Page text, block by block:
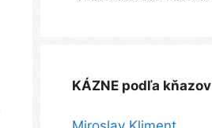
KÁZNE podľa kňazov